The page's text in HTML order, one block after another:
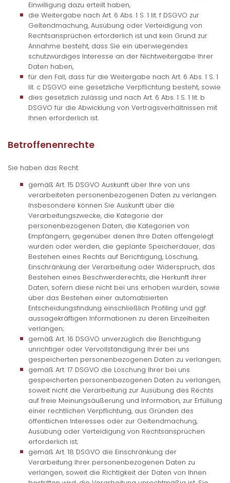
Einwilligung dazu erteilt haben,
die Weitergabe nach Art. 6 Abs. 1 S. 1 lit. f DSGVO zur
Geltendmachung, Ausübung oder Verteidigung von
Rechtsansprüchen erforderlich ist und kein Grund zur
Annahme besteht, dass Sie ein überwiegendes
schutzwürdiges Interesse an der Nichtweitergabe Ihrer
Daten haben,
für den Fall, dass für die Weitergabe nach Art. 6 Abs. 1 S. 1
lit. c DSGVO eine gesetzliche Verpflichtung besteht, sowie
dies gesetzlich zulässig und nach Art. 6 Abs. 1 S. 1 lit. b
DSGVO für die Abwicklung von Vertragsverhältnissen mit
Ihnen erforderlich ist.
Betroffenenrechte
Sie haben das Recht:
gemäß Art. 15 DSGVO Auskunft über Ihre von uns
verarbeiteten personenbezogenen Daten zu verlangen.
Insbesondere können Sie Auskunft über die
Verarbeitungszwecke, die Kategorie der
personenbezogenen Daten, die Kategorien von
Empfängern, gegenüber denen Ihre Daten offengelegt
wurden oder werden, die geplante Speicherdauer, das
Bestehen eines Rechts auf Berichtigung, Löschung,
Einschränkung der Verarbeitung oder Widerspruch, das
Bestehen eines Beschwerderechts, die Herkunft ihrer
Daten, sofern diese nicht bei uns erhoben wurden, sowie
über das Bestehen einer automatisierten
Entscheidungsfindung einschließlich Profiling und ggf.
aussagekräftigen Informationen zu deren Einzelheiten
verlangen;
gemäß Art. 16 DSGVO unverzüglich die Berichtigung
unrichtiger oder Vervollständigung Ihrer bei uns
gespeicherten personenbezogenen Daten zu verlangen;
gemäß Art. 17 DSGVO die Löschung Ihrer bei uns
gespeicherten personenbezogenen Daten zu verlangen,
soweit nicht die Verarbeitung zur Ausübung des Rechts
auf freie Meinungsäußerung und Information, zur Erfüllung
einer rechtlichen Verpflichtung, aus Gründen des
öffentlichen Interesses oder zur Geltendmachung,
Ausübung oder Verteidigung von Rechtsansprüchen
erforderlich ist;
gemäß Art. 18 DSGVO die Einschränkung der
Verarbeitung Ihrer personenbezogenen Daten zu
verlangen, soweit die Richtigkeit der Daten von Ihnen